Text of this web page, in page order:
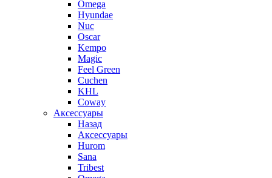
Omega
Hyundae
Nuc
Oscar
Kempo
Magic
Feel Green
Cuchen
KHL
Coway
Аксессуары
Назад
Аксессуары
Hurom
Sana
Tribest